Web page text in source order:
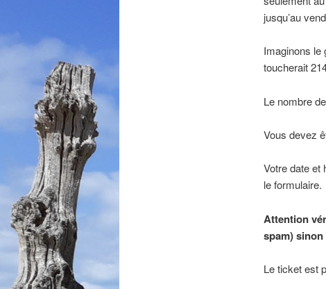
jusqu’au
Imaginons le
toucherait
Le nombre
Vous devez
Votre date et
le formulaire.
Attention
spam)
Le ticket est